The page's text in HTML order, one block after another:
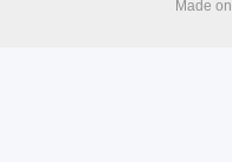
Made on